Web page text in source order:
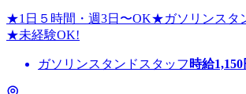
★1日５時間・週3日〜OK★ガソリンスタ
★未経験OK!
ガソリンスタンドスタッフ 時給1,150